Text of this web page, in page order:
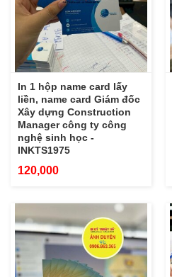
In 1 hộp name card lấy
liền, name card Giám đốc
Xây dựng Construction
Manager công ty công
nghệ sinh học -
INKTS1975
120,000